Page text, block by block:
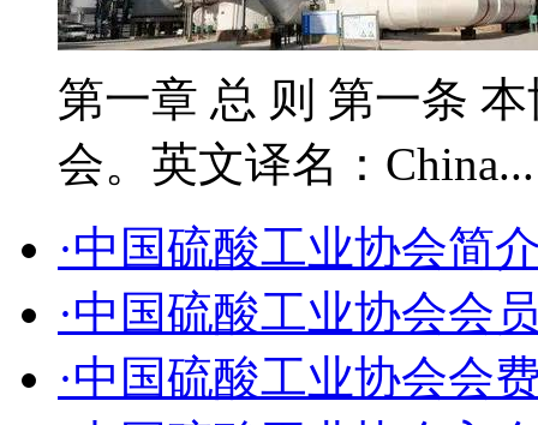
第一章 总 则 第一条
会。英文译名：
·中国硫酸工业协会简
·中国硫酸工业协会会
·中国硫酸工业协会会